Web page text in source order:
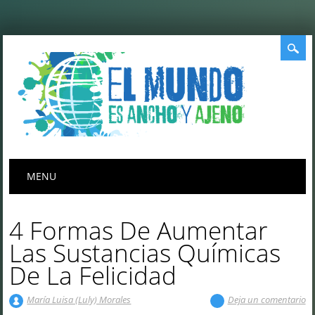
Menú principal
MENU
4 Formas De Aumentar
Las Sustancias Químicas
De La Felicidad
María Luisa (Luly) Morales Deja un comentario